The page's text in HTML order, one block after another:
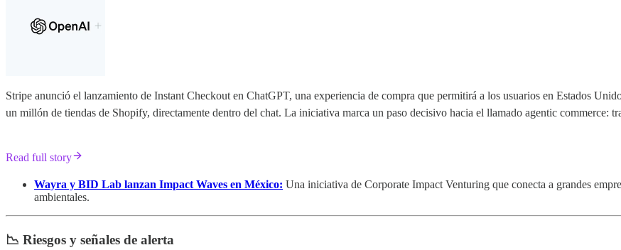
Stripe anunció el lanzamiento de Instant Checkout en ChatGPT, una experiencia de compra que permitirá a los usuarios en Estados
un millón de tiendas de Shopify, directamente dentro del chat. La iniciativa marca un paso decisivo hacia el llamado agentic commerce:
Read full story
Wayra y BID Lab lanzan Impact Waves en México: Una iniciativa de Corporate Impact Venturing que conecta a grandes
ambientales.
📉 Riesgos y señales de alerta